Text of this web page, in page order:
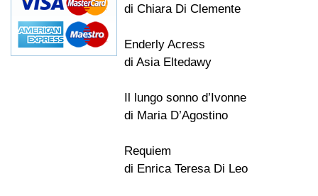
di Chiara Di Clemente
Enderly Acress
di Asia Eltedawy
Il lungo sonno d’Ivonne
di Maria D’Agostino
Requiem
di Enrica Teresa Di Leo